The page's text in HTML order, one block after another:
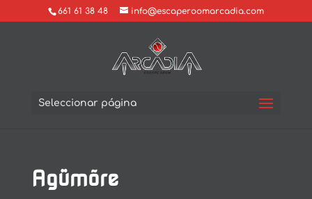
661 61 38 48 info@escaperoomarcadia.com
Seleccionar página
Agümõre